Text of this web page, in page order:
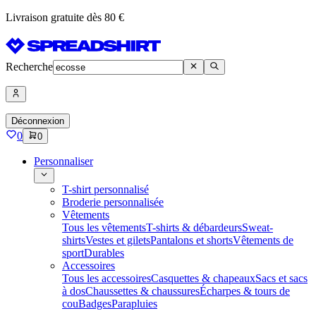
Livraison gratuite dès 80 €
Recherche
Déconnexion
0 0
Personnaliser
T-shirt personnalisé
Broderie personnalisée
Vêtements
Tous les vêtementsT-shirts & débardeursSweat-
shirtsVestes et giletsPantalons et shortsVêtements de
sportDurables
Accessoires
Tous les accessoiresCasquettes & chapeauxSacs et sacs
à dosChaussettes & chaussuresÉcharpes & tours de
couBadgesParapluies